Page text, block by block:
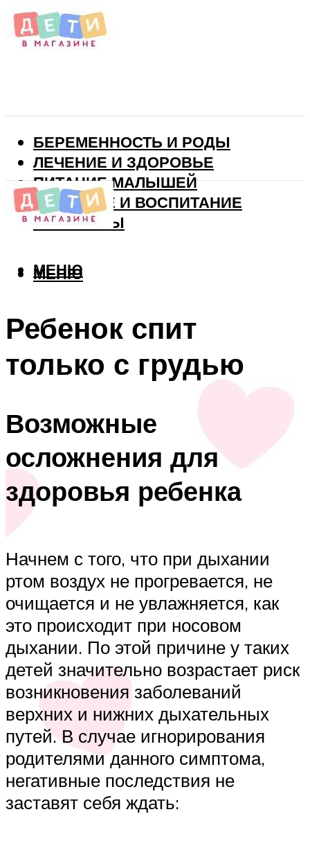
БЕРЕМЕННОСТЬ И РОДЫ
ЛЕЧЕНИЕ И ЗДОРОВЬЕ
ПИТАНИЕ МАЛЫШЕЙ
РАЗВИТИЕ И ВОСПИТАНИЕ
ВИТАМИНЫ
МЕНЮ
МЕНЮ
Ребенок спит
только с грудью
Возможные
осложнения для
здоровья ребенка
Начнем с того, что при дыхании
ртом воздух не прогревается, не
очищается и не увлажняется, как
это происходит при носовом
дыхании. По этой причине у таких
детей значительно возрастает риск
возникновения заболеваний
верхних и нижних дыхательных
путей. В случае игнорирования
родителями данного симптома,
негативные последствия не
заставят себя ждать: